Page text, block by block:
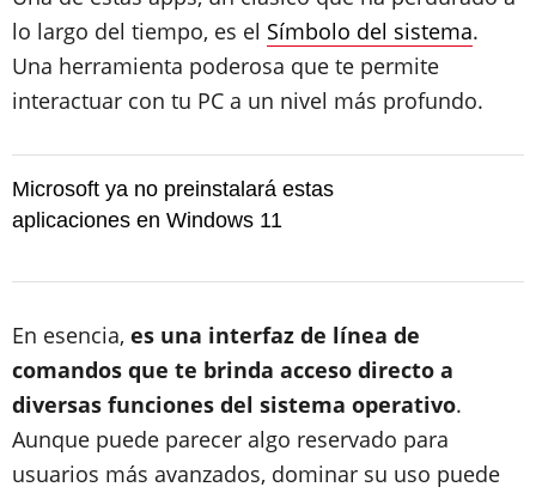
lo largo del tiempo, es el Símbolo del sistema.
Una herramienta poderosa que te permite
interactuar con tu PC a un nivel más profundo.
Microsoft ya no preinstalará estas
aplicaciones en Windows 11
En esencia, es una interfaz de línea de
comandos que te brinda acceso directo a
diversas funciones del sistema operativo.
Aunque puede parecer algo reservado para
usuarios más avanzados, dominar su uso puede